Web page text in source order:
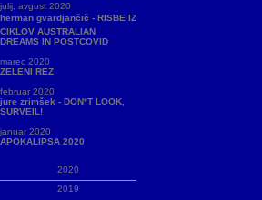
julij, avgust 2020
herman gvardjančič - RISBE IZ
CIKLOV AUSTRALIAN
DREAMS IN POSTCOVID
marec 2020
ZELENI REZ
februar 2020
jure zrimšek - DON*T LOOK,
SURVEIL!
januar 2020
APOKALIPSA 2020
2020
2019